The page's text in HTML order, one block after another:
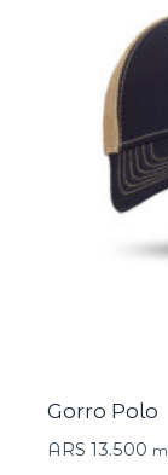
Gorro Polo
ARS 13.500